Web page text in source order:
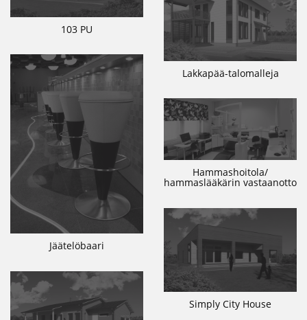
103 PU
Lakkapää-talomalleja
Jäätelöbaari
Hammashoitola/
hammaslääkärin vastaanotto
Simply City House